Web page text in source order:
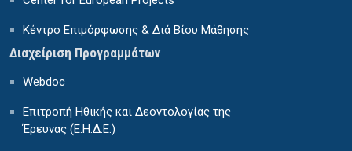
Κέντρο Επιμόρφωσης & Διά Βίου Μάθησης
Διαχείριση Προγραμμάτων
Webdoc
Επιτροπή Ηθικής και Δεοντολογίας της
Έρευνας (Ε.Η.Δ.Ε.)